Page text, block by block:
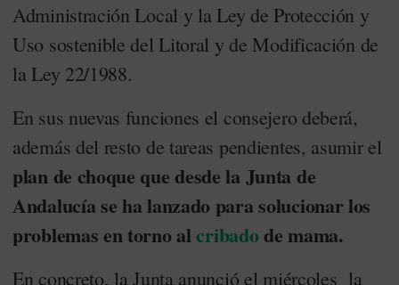
Administración Local y la Ley de Protección y
Uso sostenible del Litoral y de Modificación de
la Ley 22/1988.
En sus nuevas funciones el consejero deberá,
además del resto de tareas pendientes, asumir el
plan de choque que desde la Junta de
Andalucía se ha lanzado para solucionar los
problemas en torno alcribadode mama.
En concreto, la Junta anunció el miércoles la